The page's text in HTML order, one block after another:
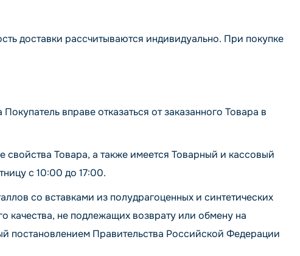
доставки рассчитываются индивидуально. При покупке
вправе отказаться от заказанного Товара в
свойства Товара, а также имеется Товарный и кассовый
с 10:00 до 17:00.
со вставками из полудрагоценных и синтетических
качества, не подлежащих возврату или обмену на
постановлением Правительства Российской Федерации